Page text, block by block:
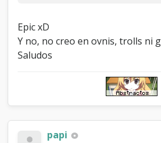
Epic xD
Y no, no creo en ovnis, trolls ni
Saludos
papi